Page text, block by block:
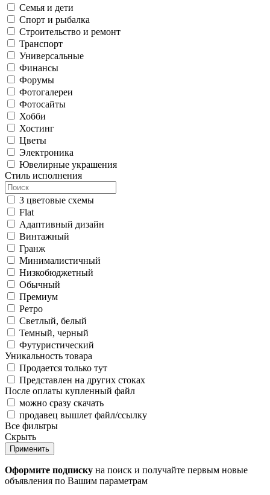
Семья и дети
Спорт и рыбалка
Строительство и ремонт
Транспорт
Универсальные
Финансы
Форумы
Фотогалереи
Фотосайты
Хобби
Хостинг
Цветы
Электроника
Ювелирные украшения
Стиль исполнения
3 цветовые схемы
Flat
Адаптивный дизайн
Винтажный
Гранж
Минималистичный
Низкобюджетный
Обычный
Премиум
Ретро
Светлый, белый
Темный, черный
Футуристический
Уникальность товара
Продается только тут
Представлен на других стоках
После оплаты купленный файл
можно сразу скачать
продавец вышлет файл/ссылку
Все фильтры
Скрыть
Применить
Оформите подписку на поиск и получайте первым новые
объявления по Вашим параметрам